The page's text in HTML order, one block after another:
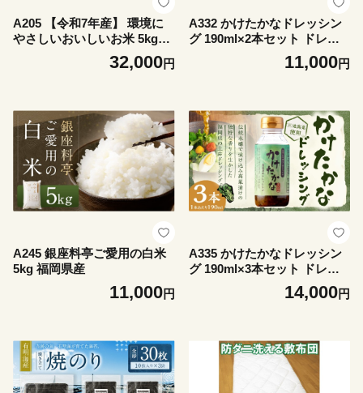
A205 【令和7年産】 環境に
やさしいおいしいお米 5kg×2
袋 合計10kg 【2026年10月上
旬迄順次発送予定】 つやおと
32,000円
A332 かけたかなドレッシン
グ 190ml×2本セット ドレッ
シング 調味料 料理 サラダド
レッシング サラダ 野菜 高菜
11,000円
A245 銀座料亭ご愛用の白米
5kg 福岡県産
11,000円
A335 かけたかなドレッシン
グ 190ml×3本セット ドレッ
シング 調味料 料理 サラダド
レッシング サラダ 野菜 高菜
14,000円